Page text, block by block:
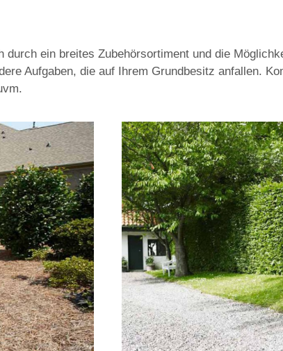
ein breites Zubehörsortiment und die
Aufgaben, die auf Ihrem Grundbesitz anfallen.